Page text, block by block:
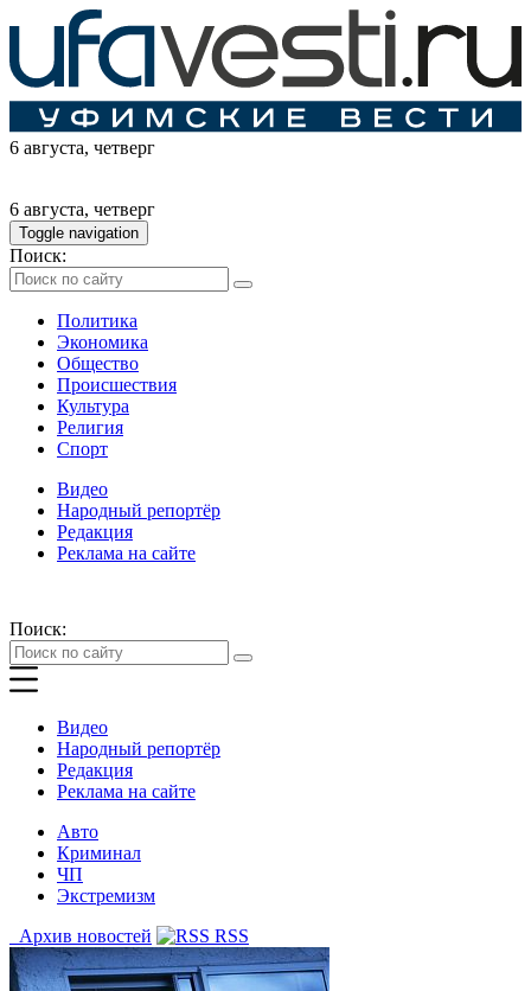
6 августа, четверг
6 августа, четверг
Toggle navigation
Поиск:
Политика
Экономика
Общество
Происшествия
Культура
Религия
Спорт
Видео
Народный репортёр
Редакция
Реклама на сайте
Поиск:
Видео
Народный репортёр
Редакция
Реклама на сайте
Авто
Криминал
ЧП
Экстремизм
Архив новостей
RSS